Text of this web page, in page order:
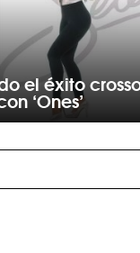
el éxito
‘Ones’